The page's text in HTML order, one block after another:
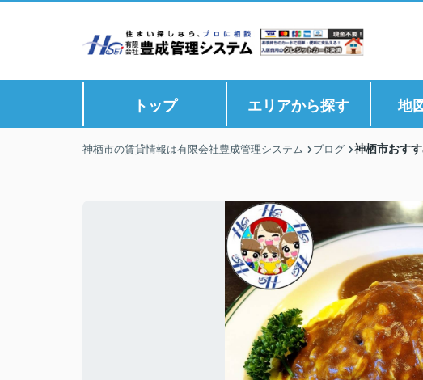
トップ エリアから探す 地
神栖市の賃貸情報は有限会社豊成管理システム ブログ 神栖市おす